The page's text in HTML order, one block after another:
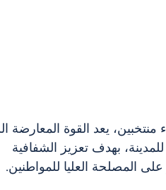
يعد القوة المعارضة
بهدف تعزيز الشفافية
المصلحة العليا للمواطنين.